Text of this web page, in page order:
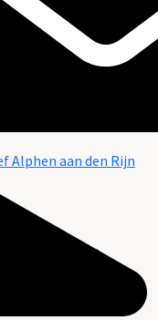
Alphen aan den Rijn